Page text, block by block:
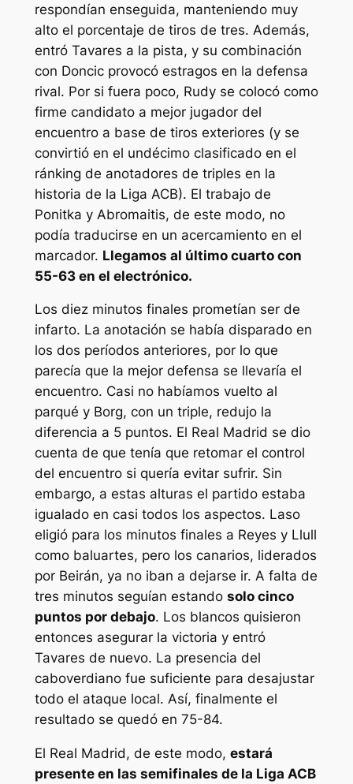
respondían enseguida, manteniendo muy
alto el porcentaje de tiros de tres. Además,
entró Tavares a la pista, y su combinación
con Doncic provocó estragos en la defensa
rival. Por si fuera poco, Rudy se colocó como
firme candidato a mejor jugador del
encuentro a base de tiros exteriores (y se
convirtió en el undécimo clasificado en el
ránking de anotadores de triples en la
historia de la Liga ACB). El trabajo de
Ponitka y Abromaitis, de este modo, no
podía traducirse en un acercamiento en el
marcador. Llegamos al último cuarto con
55-63 en el electrónico.
Los diez minutos finales prometían ser de
infarto. La anotación se había disparado en
los dos períodos anteriores, por lo que
parecía que la mejor defensa se llevaría el
encuentro. Casi no habíamos vuelto al
parqué y Borg, con un triple, redujo la
diferencia a 5 puntos. El Real Madrid se dio
cuenta de que tenía que retomar el control
del encuentro si quería evitar sufrir. Sin
embargo, a estas alturas el partido estaba
igualado en casi todos los aspectos. Laso
eligió para los minutos finales a Reyes y Llull
como baluartes, pero los canarios, liderados
por Beirán, ya no iban a dejarse ir. A falta de
tres minutos seguían estando solo cinco
puntos por debajo. Los blancos quisieron
entonces asegurar la victoria y entró
Tavares de nuevo. La presencia del
caboverdiano fue suficiente para desajustar
todo el ataque local. Así, finalmente el
resultado se quedó en 75-84.
El Real Madrid, de este modo, estará
presente en las semifinales de la Liga ACB